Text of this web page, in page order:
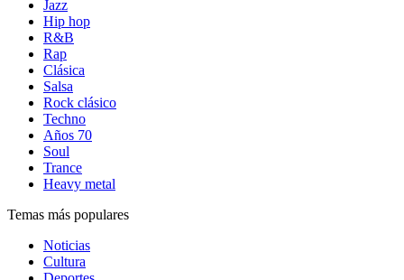
Jazz
Hip hop
R&B
Rap
Clásica
Salsa
Rock clásico
Techno
Años 70
Soul
Trance
Heavy metal
Temas más populares
Noticias
Cultura